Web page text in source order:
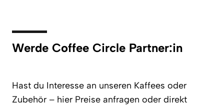
Werde Coffee Circle Partner:in
Hast du Interesse an unseren Kaffees oder
Zubehör – hier Preise anfragen oder direkt